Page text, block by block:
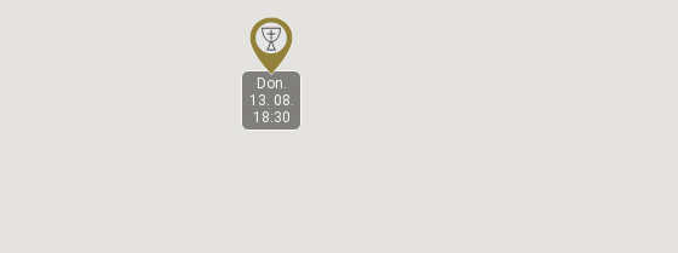
Don.
13. 08.
18:30